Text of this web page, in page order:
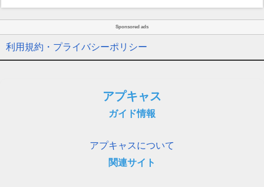
Sponsored ads
利用規約・プライバシーポリシー
アプキャス
ガイド情報
アプキャスについて
関連サイト